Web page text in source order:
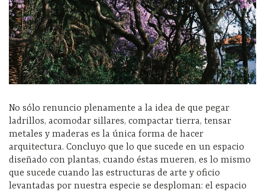
No sólo renuncio plenamente a la idea de que pegar
ladrillos, acomodar sillares, compactar tierra, tensar
metales y maderas es la única forma de hacer
arquitectura. Concluyo que lo que sucede en un espacio
diseñado con plantas, cuando éstas mueren, es lo mismo
que sucede cuando las estructuras de arte y oficio
levantadas por nuestra especie se desploman: el espacio